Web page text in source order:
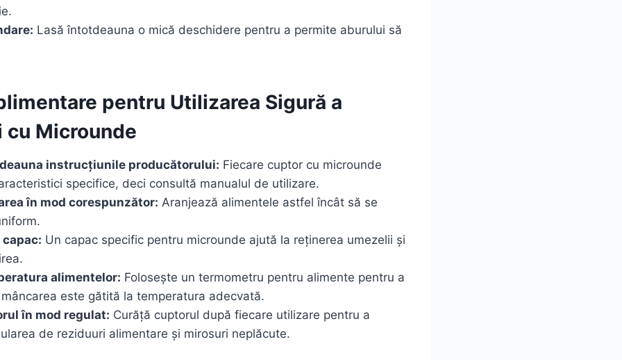
Lasă întotdeauna o mică deschidere pentru a permite aburului să
pentru Utilizarea Sigură a
Microunde
instrucțiunile producătorului: Fiecare cuptor cu microunde
specifice, deci consultă manualul de utilizare.
în mod corespunzător: Aranjează alimentele astfel încât să se
Un capac specific pentru microunde ajută la reținerea umezelii și
alimentelor: Folosește un termometru pentru alimente pentru a
este gătită la temperatura adecvată.
în mod regulat: Curăță cuptorul după fiecare utilizare pentru a
de reziduuri alimentare și mirosuri neplăcute.